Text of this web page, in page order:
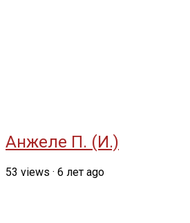
Анжеле П. (И.)
53 views · 6 лет ago